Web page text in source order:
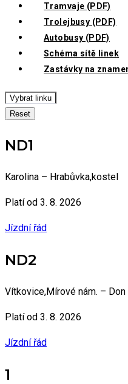
Tramvaje (PDF)
Trolejbusy (PDF)
Autobusy (PDF)
Schéma sítě linek
Zastávky na
Vybrat linku
Reset
ND1
Karolina – Hrabůvka,kostel
Platí od 3. 8. 2026
Jízdní řád
ND2
Vítkovice,Mírové nám. –
Platí od 3. 8. 2026
Jízdní řád
1